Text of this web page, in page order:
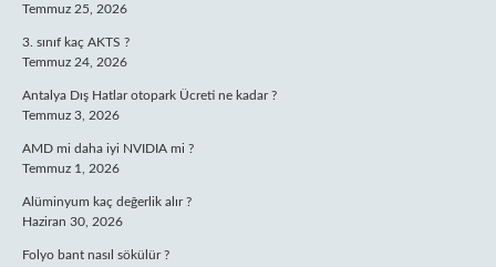
Temmuz 25, 2026
3. sınıf kaç AKTS ?
Temmuz 24, 2026
Antalya Dış Hatlar otopark Ücreti ne kadar ?
Temmuz 3, 2026
AMD mi daha iyi NVIDIA mi ?
Temmuz 1, 2026
Alüminyum kaç değerlik alır ?
Haziran 30, 2026
Folyo bant nasıl sökülür ?